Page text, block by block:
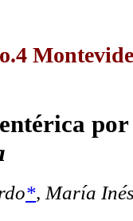
*, María